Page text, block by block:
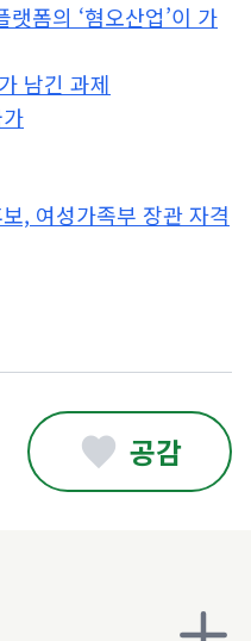
폼의 ‘혐오산업’이 가
남긴 과제
, 여성가족부 장관 자격
공감